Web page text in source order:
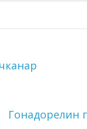
Гонадорелин